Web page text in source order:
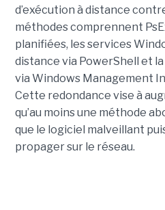
d’exécution à distance
méthodes comprennent
planifiées, les services
distance via PowerShell et
via Windows Management
Cette redondance vise à
qu’au moins une méthode
que le logiciel malveillant
propager sur le réseau.